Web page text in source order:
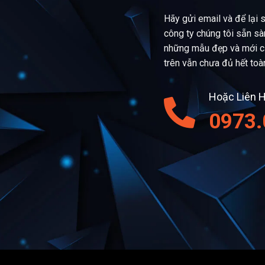
Hãy gửi email và để lại
công ty chúng tôi sẵn
những mẫu đẹp và mới
trên vẫn chưa đủ hết
Hoặc Liên